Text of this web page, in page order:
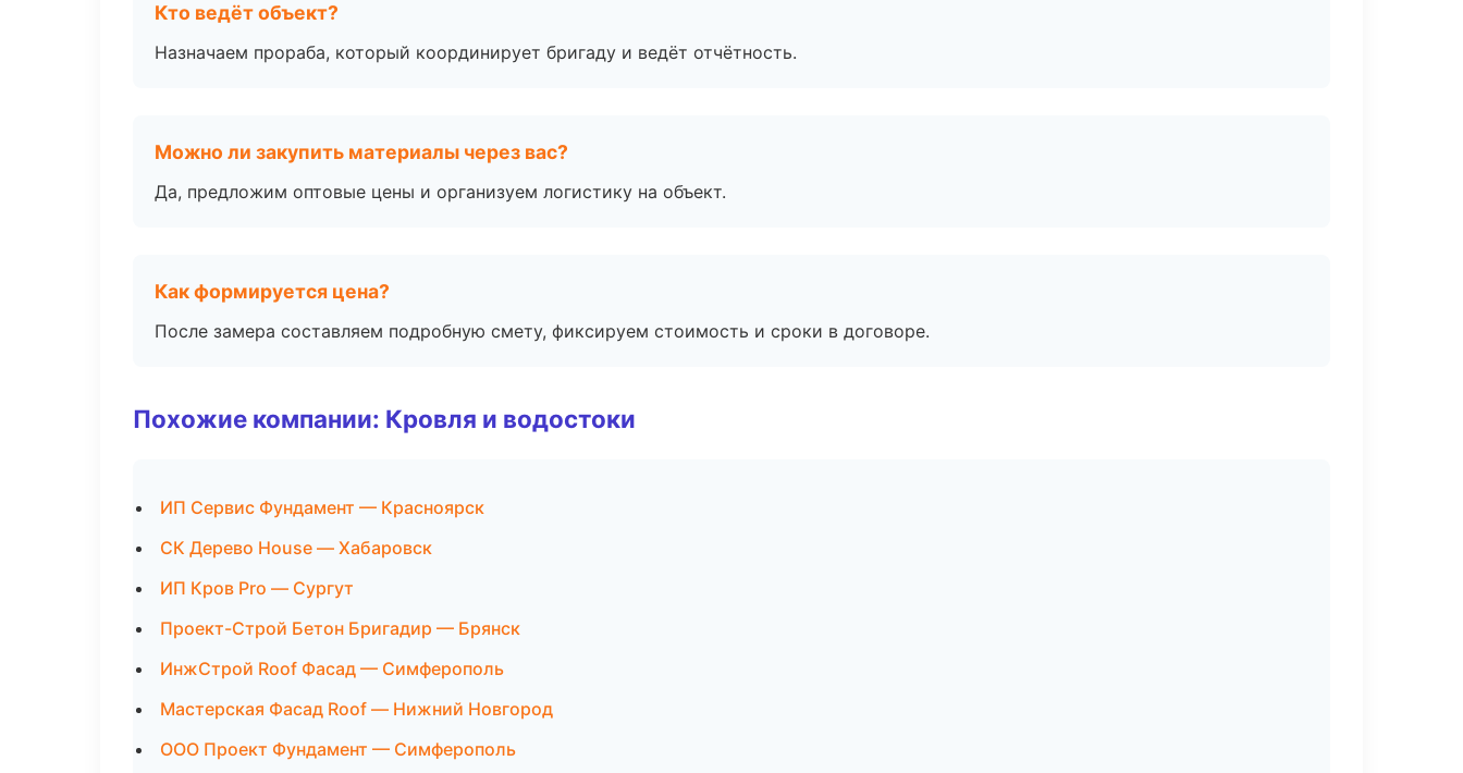
Кто ведёт объект?
Назначаем прораба, который координирует бригаду и ведёт отчётность.
Можно ли закупить материалы через вас?
Да, предложим оптовые цены и организуем логистику на объект.
Как формируется цена?
После замера составляем подробную смету, фиксируем стоимость и сроки в договоре.
Похожие компании: Кровля и водостоки
ИП Сервис Фундамент — Красноярск
СК Дерево House — Хабаровск
ИП Кров Pro — Сургут
Проект-Строй Бетон Бригадир — Брянск
ИнжСтрой Roof Фасад — Симферополь
Мастерская Фасад Roof — Нижний Новгород
ООО Проект Фундамент — Симферополь